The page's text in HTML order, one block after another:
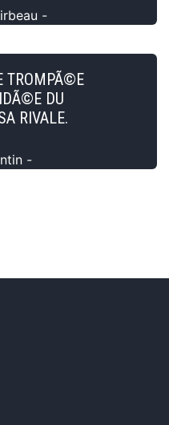
-
TROMPÃ©E
DU
RIVALE.
-